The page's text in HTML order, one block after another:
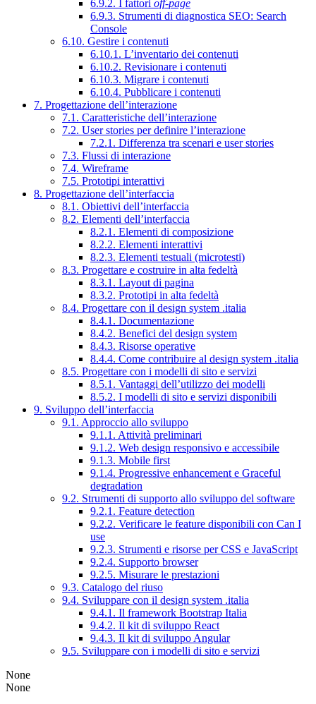
6.9.2. I fattori off-page
6.9.3. Strumenti di diagnostica SEO: Search
Console
6.10. Gestire i contenuti
6.10.1. L’inventario dei contenuti
6.10.2. Revisionare i contenuti
6.10.3. Migrare i contenuti
6.10.4. Pubblicare i contenuti
7. Progettazione dell’interazione
7.1. Caratteristiche dell’interazione
7.2. User stories per definire l’interazione
7.2.1. Differenza tra scenari e user stories
7.3. Flussi di interazione
7.4. Wireframe
7.5. Prototipi interattivi
8. Progettazione dell’interfaccia
8.1. Obiettivi dell’interfaccia
8.2. Elementi dell’interfaccia
8.2.1. Elementi di composizione
8.2.2. Elementi interattivi
8.2.3. Elementi testuali (microtesti)
8.3. Progettare e costruire in alta fedeltà
8.3.1. Layout di pagina
8.3.2. Prototipi in alta fedeltà
8.4. Progettare con il design system .italia
8.4.1. Documentazione
8.4.2. Benefici del design system
8.4.3. Risorse operative
8.4.4. Come contribuire al design system .italia
8.5. Progettare con i modelli di sito e servizi
8.5.1. Vantaggi dell’utilizzo dei modelli
8.5.2. I modelli di sito e servizi disponibili
9. Sviluppo dell’interfaccia
9.1. Approccio allo sviluppo
9.1.1. Attività preliminari
9.1.2. Web design responsivo e accessibile
9.1.3. Mobile first
9.1.4. Progressive enhancement e Graceful
degradation
9.2. Strumenti di supporto allo sviluppo del software
9.2.1. Feature detection
9.2.2. Verificare le feature disponibili con Can I
use
9.2.3. Strumenti e risorse per CSS e JavaScript
9.2.4. Supporto browser
9.2.5. Misurare le prestazioni
9.3. Catalogo del riuso
9.4. Sviluppare con il design system .italia
9.4.1. Il framework Bootstrap Italia
9.4.2. Il kit di sviluppo React
9.4.3. Il kit di sviluppo Angular
9.5. Sviluppare con i modelli di sito e servizi
None
None